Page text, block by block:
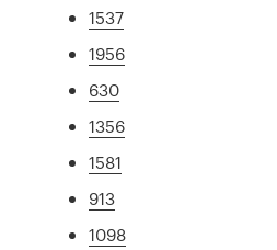
1537
1956
630
1356
1581
913
1098